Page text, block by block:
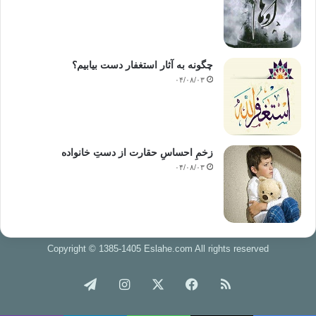
با توجه بدین امور) آیا معبودی با خدا است؟! واقعاً شما بسیار کم
اندرز می­گیرید!
(آیا بت­های بی جان بهترند) یا کسی که شما را در تاریکیهای خشکی­ها و
دریاها رهنمود (و دستگیری) می­کند و کسی که بادها را به عنوان
بشارت دهندگان، پیشاپیش نزول رحمتش وزان می­سازد (و آنها را پیک
قدوم باران می­سازد. در ساختن و راه انازی اینها) آیا معبودی با
گردانید.
(آیا معبودهای دروغین شما بهترند) یا کسی که آفرینش را می­آغازد
وسپس آن را برگشت می­دهد و کسی که شما را از آسمان و زمین
نظام موجود در پدیده­های جهان و اقرار عقل سالم به زنده شدن
چگونه به آثار استغفار دست بیابیم؟
۰۴/۰۸/۰۳
زخمِ احساسِ حقارت از دستِ خانواده
۰۴/۰۸/۰۳
Copyright © 1385-1405 Eslahe.com All rights reserved
خوراک فیس اینستاگرام